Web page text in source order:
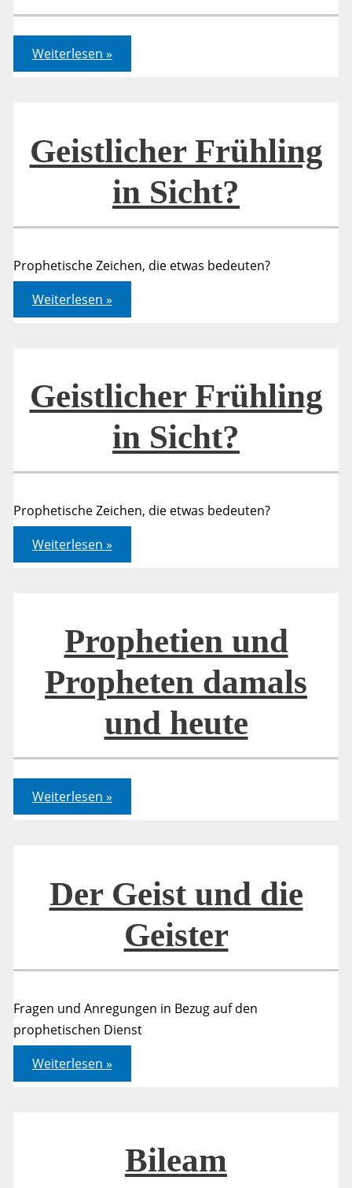
Geistlicher
Aufbruch
in
Weiterlesen »
Geistlicher Frühling
in Sicht?
Prophetische Zeichen, die etwas bedeuten?
Geistlicher
Frühling
in
Weiterlesen »
Geistlicher Frühling
in Sicht?
Prophetische Zeichen, die etwas bedeuten?
Geistlicher
Frühling
in
Weiterlesen »
Prophetien und
Propheten damals
und heute
Prophetien
und
Propheten
Weiterlesen »
Der Geist und die
Geister
Fragen und Anregungen in Bezug auf den
prophetischen Dienst
Der
Geist
und
Weiterlesen »
Bileam